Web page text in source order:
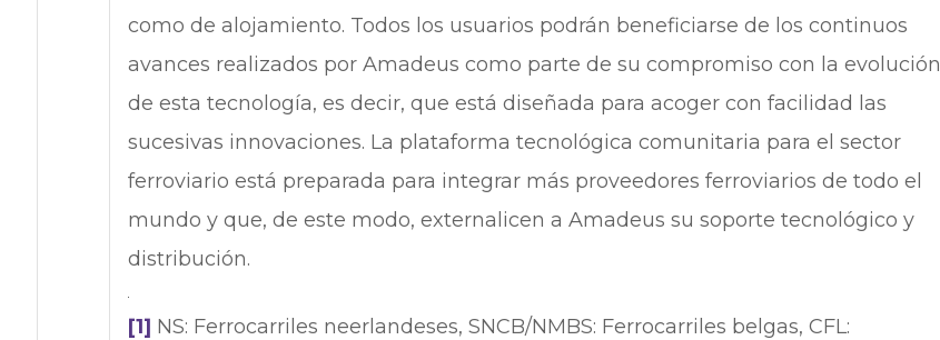
como de alojamiento. Todos los usuarios podrán beneficiarse de los continuos
avances realizados por Amadeus como parte de su compromiso con la evolución
de esta tecnología, es decir, que está diseñada para acoger con facilidad las
sucesivas innovaciones. La plataforma tecnológica comunitaria para el sector
ferroviario está preparada para integrar más proveedores ferroviarios de todo el
mundo y que, de este modo, externalicen a Amadeus su soporte tecnológico y
distribución.
[1] NS: Ferrocarriles neerlandeses, SNCB/NMBS: Ferrocarriles belgas, CFL: